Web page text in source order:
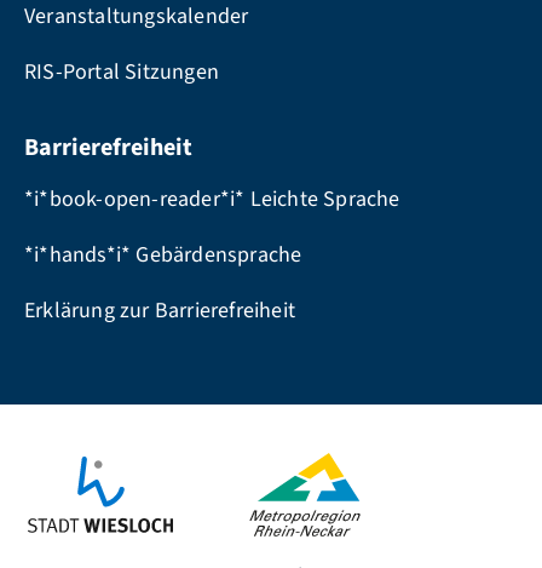
Veranstaltungskalender
RIS-Portal Sitzungen
Barrierefreiheit
*i*book-open-reader*i* Leichte Sprache
*i*hands*i* Gebärdensprache
Erklärung zur Barrierefreiheit